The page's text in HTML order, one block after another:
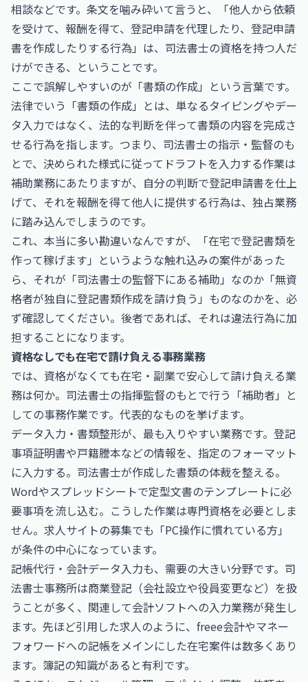
相談などです。条文を噛み砕いて言うと、「他人から依頼
を受けて、報酬を得て、登記申請を代理したり、登記申請
書を作成したりする行為」は、司法書士の資格を持つ人だ
けができる、ということです。
ここで誤解しやすいのが「書類の作成」という言葉です。
法律でいう「書類の作成」とは、単なるタイピングやデー
タ入力ではなく、法的な判断を伴って書類の内容を完成さ
せる行為を指します。つまり、司法書士の指示・監督のも
とで、決められた様式に従ってドラフトを入力する作業は
補助業務にあたりますが、自分の判断で登記申請書を仕上
げて、それを報酬を得て他人に提供する行為は、独占業務
に踏み込んでしまうのです。
これ、本当に多い勘違いなんですが、「在宅で登記書類を
作って稼げます」というような触れ込みの案件があった
ら、それが「司法書士の監督下にある補助」なのか「無資
格者が独自に登記書類作成を請け負う」ものなのかを、必
ず確認してください。後者であれば、それは違法行為に加
担することになります。
資格なしでも在宅で請け負える事務業務
では、資格がなくても在宅・副業で安心して請け負える業
務は何か。司法書士の指揮監督のもとで行う「補助者」と
しての事務作業です。代表的なものを挙げます。
データ入力・書類整形が、最も入りやすい業務です。登記
事項証明書や戸籍謄本などの情報を、指定のフォーマット
に入力する。司法書士が作成した書類の体裁を整える。
Wordやスプレッドシートで定型文書のテンプレートに必
要事項を流し込む。こうした作業は専門資格を必要としま
せん。求人サイトの募集でも「PC操作に慣れている方」
が条件の中心になっています。
記帳代行・会計データ入力も、需要の大きい分野です。司
法書士事務所は商業登記（会社設立や役員変更など）を扱
うことが多く、関連して会計ソフトへの入力業務が発生し
ます。先ほど引用した求人のように、freee会計やマネー
フォワードへの記帳をメインにした在宅案件は数多くあり
ます。簿記の知識があると有利です。